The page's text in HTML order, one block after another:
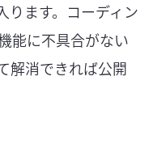
ります。コーディン
能に不具合がない
解消できれば公開